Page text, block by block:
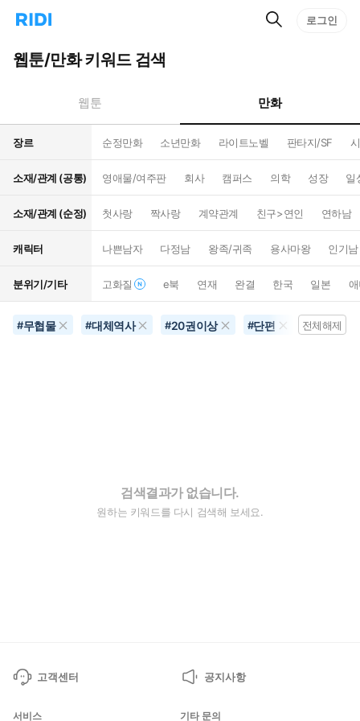
리
홈
으
턴
트
검
로그인
웹툰/만화 키워드 검색
웹툰 만화
장르 순정만화 소년만화 라이트노벨 판타지/SF
소재/관계 (공통) 영애물/여주판 회사 캠퍼스 의학 성장 일
소재/관계 (순정) 첫사랑 짝사랑 계약관계 친구>연인 연하남
캐릭터 나쁜남자 다정남 왕족/귀족 용사마왕 인기남
분위기/기타 고화질 e북 연재 완결 한국 일본
#무협물 #대체역사 #20권이상 #단편 #감동
전체해제
검색결과가 없습니다.
원하는 키워드를 다시 검색해 보세요.
고객센터 공지사항
서비스 기타 문의